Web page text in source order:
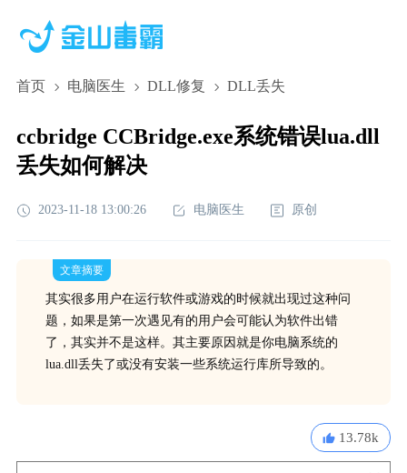
首页 电脑医生 DLL修复 DLL丢失
ccbridge CCBridge.exe系统错误lua.dll
丢失如何解决
2023-11-18 13:00:26 电脑医生 原创
文章摘要
其实很多用户在运行软件或游戏的时候就出现过这种问
题，如果是第一次遇见有的用户会可能认为软件出错
了，其实并不是这样。其主要原因就是你电脑系统的
lua.dll丢失了或没有安装一些系统运行库所导致的。
13.78k